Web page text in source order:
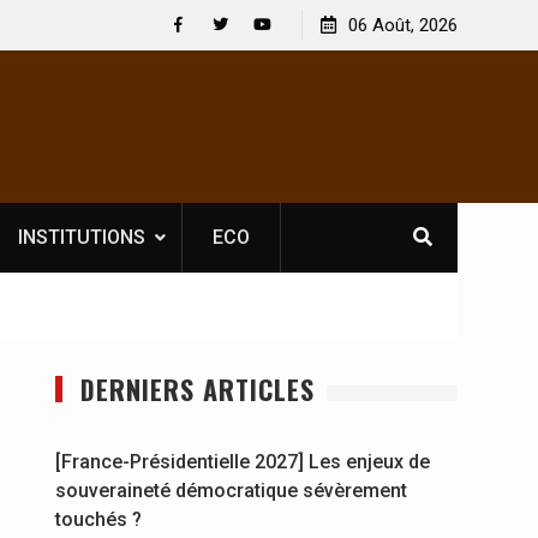
licence obligatoire pour les spectacles : En
d’Ivoire, l’opérateur culturel Soldat Jahboy se
[France-
06 Août, 2026
INSTITUTIONS ECO
DERNIERS ARTICLES
[France-Présidentielle 2027] Les enjeux de
souveraineté démocratique sévèrement
touchés ?